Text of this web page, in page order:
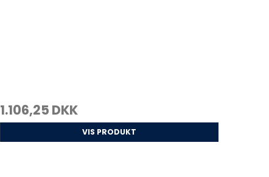
1.106,25 DKK
VIS PRODUKT